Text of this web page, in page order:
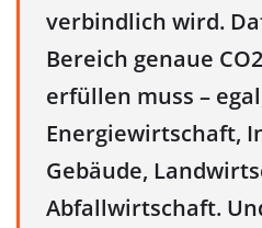
verbindlich wird.
Bereich genaue
erfüllen muss –
Energiewirtschaft,
Gebäude,
Abfallwirtschaft.